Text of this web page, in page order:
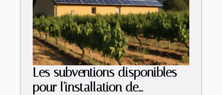
Les subventions disponibles
pour l'installation de